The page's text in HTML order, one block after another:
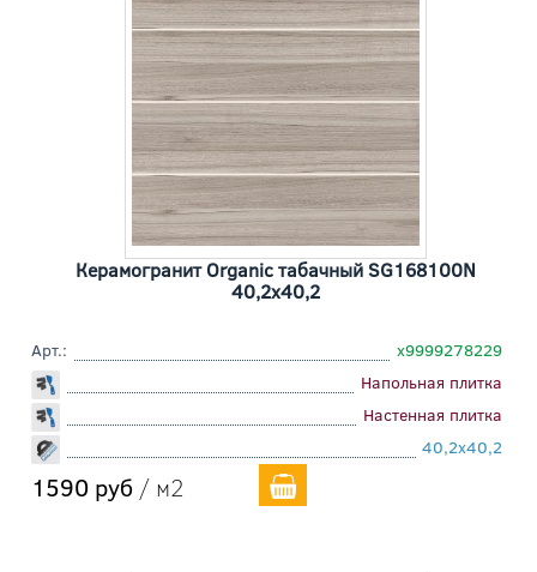
Керамогранит Organic табачный SG168100N
40,2x40,2
Арт.:
х9999278229
Напольная плитка
Настенная плитка
40,2x40,2
1590 руб / м2